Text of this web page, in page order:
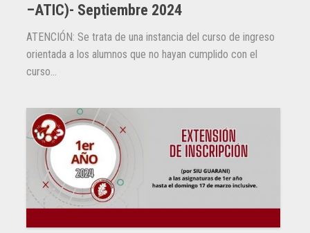
–ATIC)- Septiembre 2024
ATENCIÓN: Se trata de una instancia del curso de ingreso
orientada a los alumnos que no hayan cumplido con el
curso...